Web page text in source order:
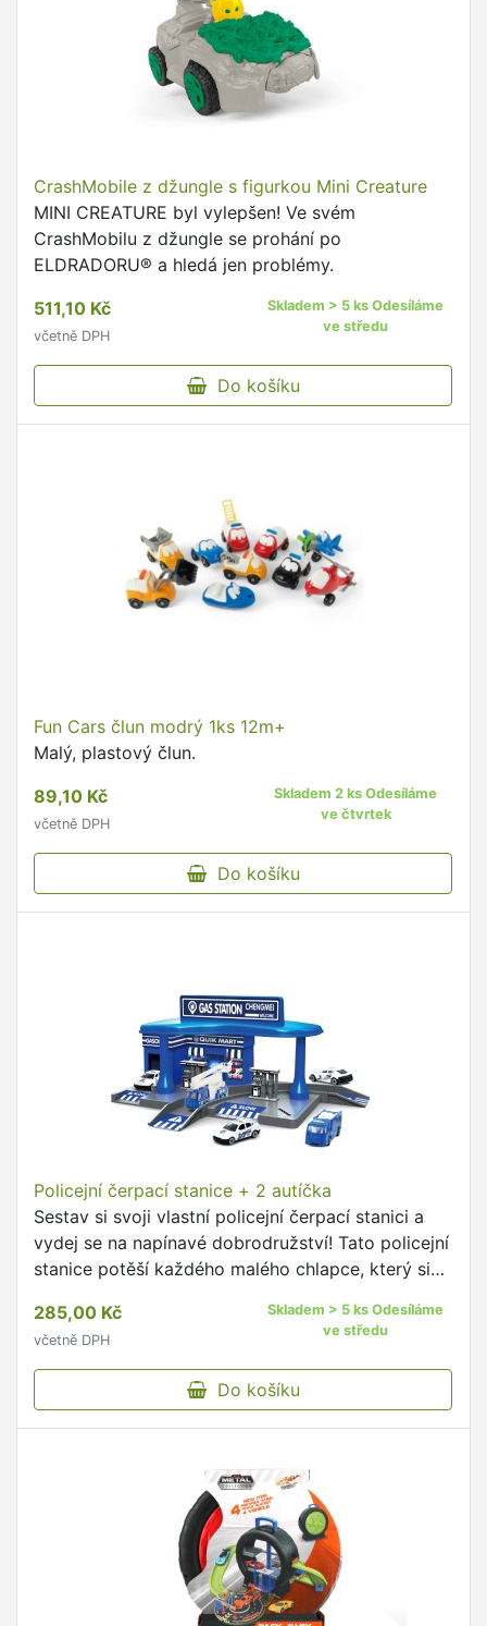
CrashMobile z džungle s figurkou Mini Creature
MINI CREATURE byl vylepšen! Ve svém
CrashMobilu z džungle se prohání po
ELDRADORU® a hledá jen problémy.
511,10 Kč
včetně DPH
Skladem > 5 ks Odesíláme
ve středu
Do košíku
Fun Cars člun modrý 1ks 12m+
Malý, plastový člun.
89,10 Kč
včetně DPH
Skladem 2 ks Odesíláme
ve čtvrtek
Do košíku
Policejní čerpací stanice + 2 autíčka
Sestav si svoji vlastní policejní čerpací stanici a
vydej se na napínavé dobrodružství! Tato policejní
stanice potěší každého malého chlapce, který si
285,00 Kč
včetně DPH
Skladem > 5 ks Odesíláme
ve středu
Do košíku